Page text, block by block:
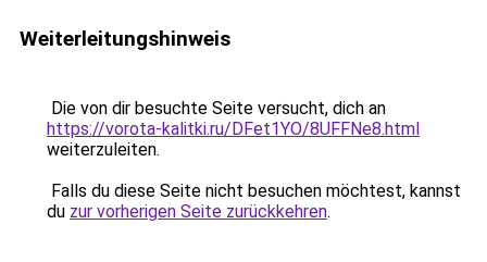
Weiterleitungshinweis
Die von dir besuchte Seite versucht, dich an
https://vorota-kalitki.ru/DFet1YO/8UFFNe8.html
weiterzuleiten.
Falls du diese Seite nicht besuchen möchtest, kannst
du zur vorherigen Seite zurückkehren.